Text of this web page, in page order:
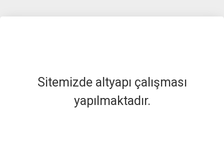
Sitemizde altyapı çalışması
yapılmaktadır.